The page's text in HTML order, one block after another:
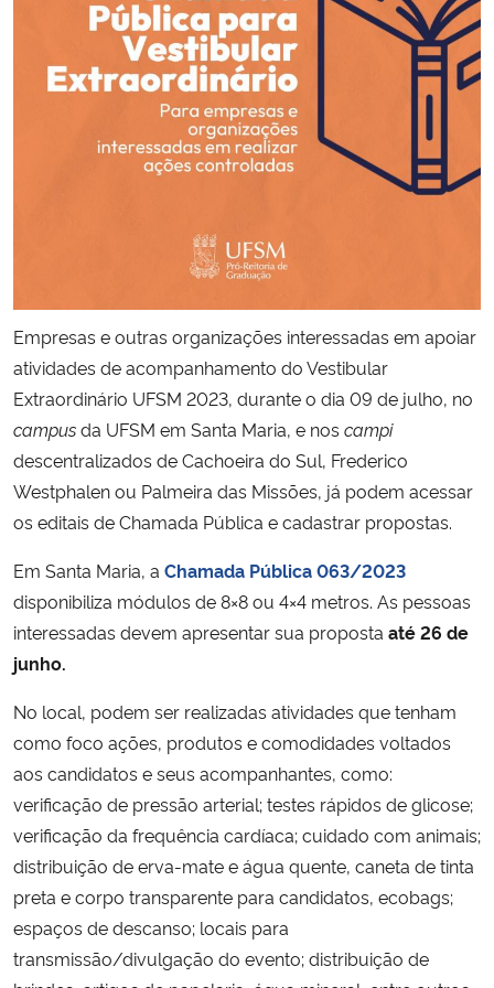
Gabinete de Segurança Institucional
Planalto
Empresas e outras organizações interessadas em apoiar
atividades de acompanhamento do Vestibular
Extraordinário UFSM 2023, durante o dia 09 de julho, no
campusda UFSM em Santa Maria, e nos campi
descentralizados de Cachoeira do Sul, Frederico
Westphalen ou Palmeira das Missões, já podem acessar
os editais de Chamada Pública e cadastrar propostas.
Em Santa Maria, a Chamada Pública 063/2023
disponibiliza módulos de 8×8 ou 4×4 metros. As pessoas
interessadas devem apresentar sua proposta até 26 de
junho.
No local, podem ser realizadas atividades que tenham
como foco ações, produtos e comodidades voltados
aos candidatos e seus acompanhantes, como:
verificação de pressão arterial; testes rápidos de glicose;
verificação da frequência cardíaca; cuidado com animais;
distribuição de erva-mate e água quente, caneta de tinta
preta e corpo transparente para candidatos, ecobags;
espaços de descanso; locais para
transmissão/divulgação do evento; distribuição de